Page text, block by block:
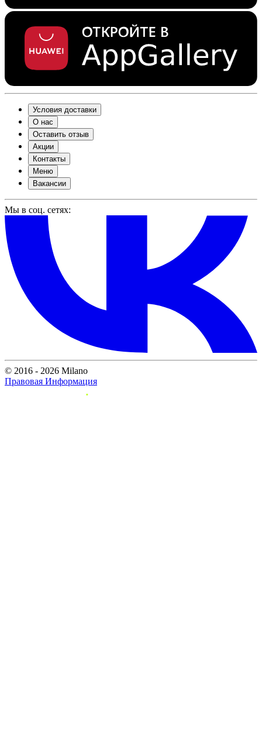
Условия доставки
О нас
Оставить отзыв
Акции
Контакты
Меню
Вакансии
Мы в соц. сетях:
© 2016 - 2026 Milano
Правовая Информация